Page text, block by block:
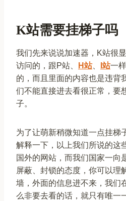
K站需要挂梯子吗
我们先来说说加速器，K站很
访问的，跟P站、
H站、 I站一
的，而且里面的内容也是违背
们不能直接进去看很正常，要
子。
为了让萌新稍微知道一点挂梯
解释一下，以上我们所说的这
国外的网站，而我们国家一向
屏蔽、封锁的态度，你可以理
墙，外面的信息进不来，我们
么非要去看的话，就只有唯一